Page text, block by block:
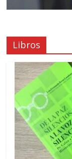
Libros